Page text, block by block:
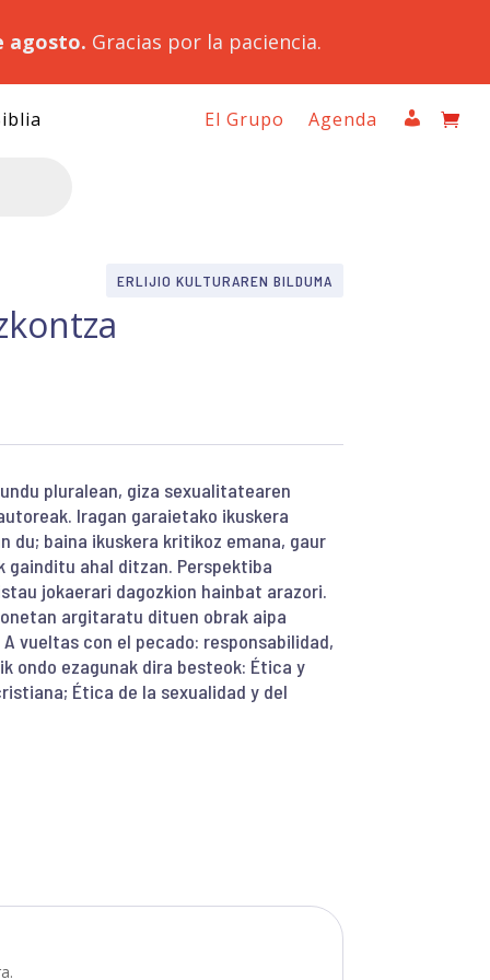
agosto. Gracias por la paciencia.
El Grupo Agenda
ERLIJIO KULTURAREN BILDUMA
pluralean, giza sexualitatearen
Iragan garaietako ikuskera
du; baina ikuskera kritikoz emana, gaur
ahal ditzan. Perspektiba
jokaerari dagozkion hainbat arazori.
argitaratu dituen obrak aipa
vueltas con el pecado: responsabilidad,
ondo ezagunak dira besteok: Ética y
Ética de la sexualidad y del